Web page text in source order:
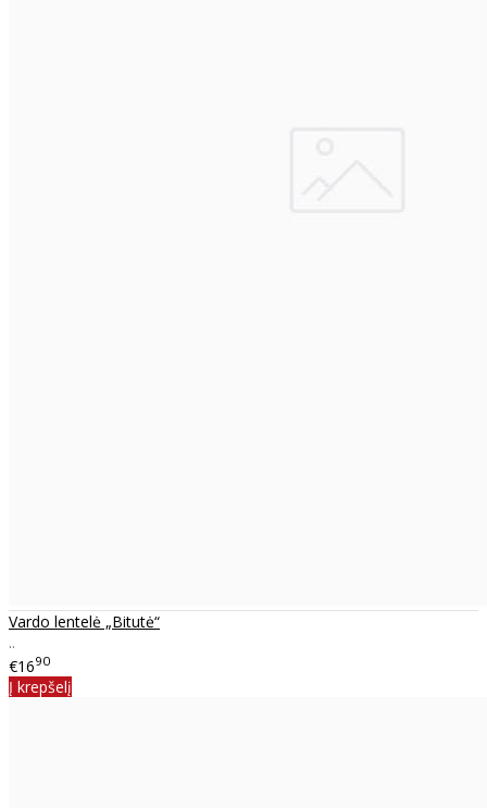
Vardo lentelė „Bitutė“
..
€1690
Į krepšelį